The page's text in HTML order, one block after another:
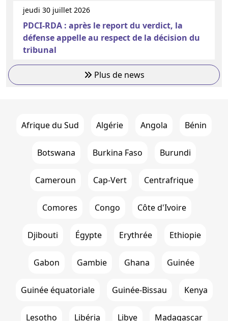
jeudi 30 juillet 2026
PDCI-RDA : après le report du verdict, la
défense appelle au respect de la décision du
tribunal
Plus de news
Afrique du Sud Algérie Angola Bénin
Botswana Burkina Faso Burundi
Cameroun Cap-Vert Centrafrique
Comores Congo Côte d'Ivoire
Djibouti Égypte Erythrée Ethiopie
Gabon Gambie Ghana Guinée
Guinée équatoriale Guinée-Bissau Kenya
Lesotho Libéria Libye Madagascar